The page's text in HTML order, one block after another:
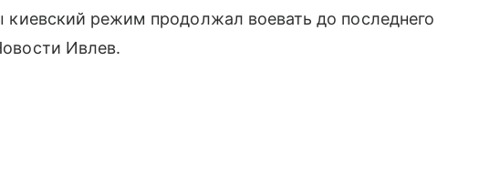
режим продолжал воевать до последнего
Ивлев.